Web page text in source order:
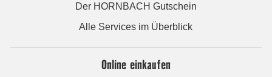
Der HORNBACH Gutschein
Alle Services im Überblick
Online einkaufen